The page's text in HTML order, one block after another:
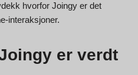
hvorfor Joingy er det
interaksjoner.
er verdt